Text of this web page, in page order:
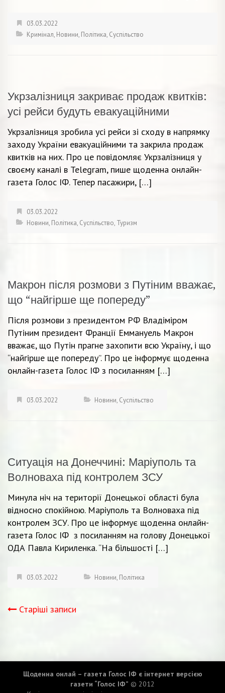
03.03.2022
Кримінал, Новини, Політика, Суспільство
Укрзалізниця закриває продаж квитків:
усі рейси будуть евакуаційними
Укрзалізниця зробила усі рейси зі сходу в напрямку
заходу України евакуаційними та закрила продаж
квитків на них. Про це повідомляє Укрзалізниця у
своєму каналі в Telegram, пише щоденна онлайн-
газета Голос ІФ. Тепер пасажири, […]
03.03.2022
Новини, Політика, Суспільство, Туризм
Макрон після розмови з Путіним вважає,
що “найгірше ще попереду”
Після розмови з президентом РФ Владіміром
Путіним президент Франції Еммануель Макрон
вважає, що Путін прагне захопити всю Україну, і що
“найгірше ще попереду”. Про це інформує щоденна
онлайн-газета Голос ІФ з посиланням […]
03.03.2022 Новини, Суспільство
Ситуація на Донеччині: Маріуполь та
Волноваха під контролем ЗСУ
Минула ніч на території Донецької області була
відносно спокійною. Маріуполь та Волноваха під
контролем ЗСУ. Про це інформує щоденна онлайн-
газета Голос ІФ з посиланням на голову Донецької
ОДА Павла Кириленка. “На більшості […]
03.03.2022 Новини, Політика
Навігація
Старіші записи
Щоденна онлай – газета Голос ІФ є інтернет версією
газети “Голос ІФ” © 2012